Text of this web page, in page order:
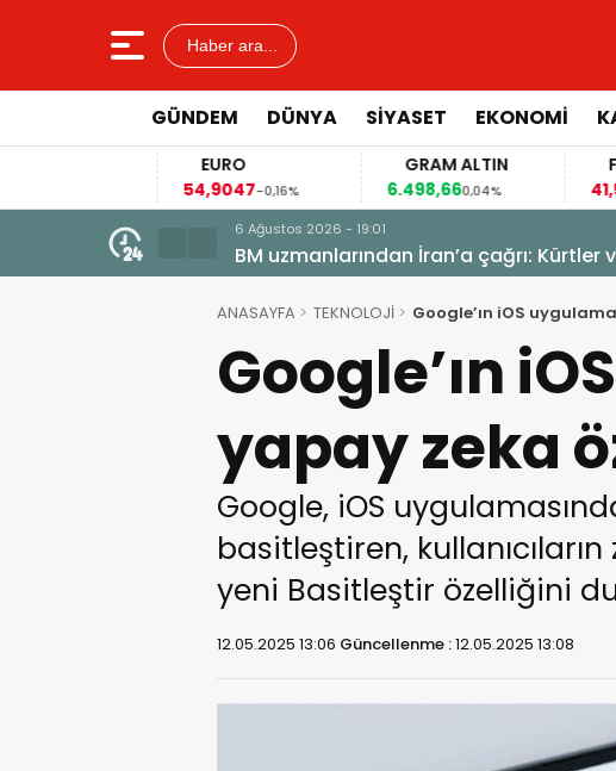
Haber ara...
GÜNDEM DÜNYA SİYASET EKONOMİ
54,9047-0,16%
GRAM ALTIN
6.498,660,04% -0,02%
6 Ağustos 2026 - 19:01
BM uzmanlarından İran’a çağrı:
ANASAYFA TEKNOLOJİ Google’ın iOS
Google’ın
yapay zeka
Google, iOS
basitleştiren,
yeni Basitleştir özelliğini
12.05.2025 13:06 Güncellenme :12.05.2025 13:08